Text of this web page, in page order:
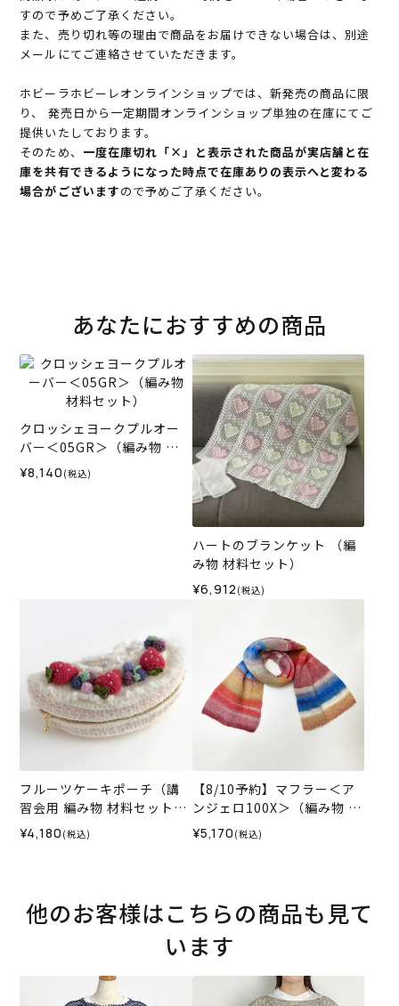
すので予めご了承ください。
また、売り切れ等の理由で商品をお届けできない場合は、別途
メールにてご連絡させていただきます。
ホビーラホビーレオンラインショップでは、新発売の商品に限
り、 発売日から一定期間オンラインショップ単独の在庫にてご
提供いたしております。
そのため、 一度在庫切れ「×」と表示された商品が実店舗と在
庫を共有できるようになった時点で在庫ありの表示へと変わる
場合がございますので予めご了承ください。
あなたにおすすめの商品
クロッシェヨークプルオー
バー＜05GR＞（編み物 材
料セット）
¥8,140 (税込)
ハートのブランケット （編
み物 材料セット）
¥6,912 (税込)
フルーツケーキポーチ（講
習会用 編み物 材料セット）
【HHCT】
¥4,180 (税込)
【8/10予約】マフラー＜ア
ンジェロ100X＞（編み物 材
料セット）
¥5,170 (税込)
他のお客様はこちらの商品も見て
います